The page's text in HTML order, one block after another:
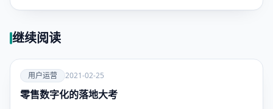
继续阅读
爱
用户运
营
用户运营 2021-02-25
零售数字化的落地大考